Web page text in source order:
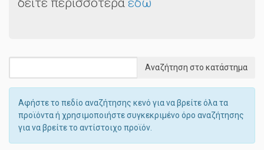
δείτε περισσότερα εδώ
Αφήστε το πεδίο αναζήτησης κενό για να βρείτε όλα τα
προϊόντα ή χρησιμοποιήστε συγκεκριμένο όρο αναζήτησης
για να βρείτε το αντίστοιχο προϊόν.